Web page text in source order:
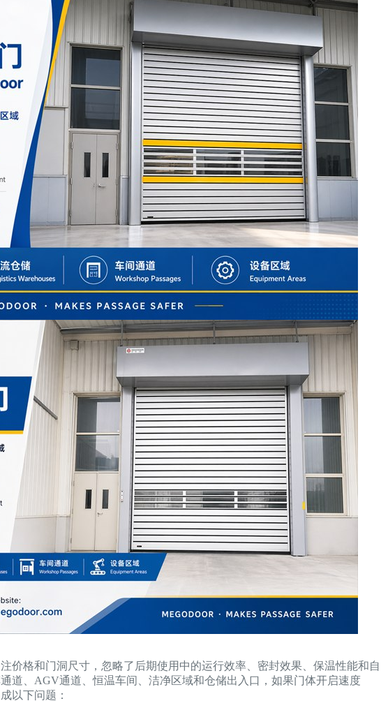
价格和门洞尺寸，忽略了后期使用中的运行效率、密封效果、保温性能和自
道、AGV通道、恒温车间、洁净区域和仓储出入口，如果门体开启速度
以下问题：